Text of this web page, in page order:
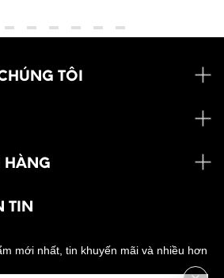
TÔI
HÀNG
TIN
mới nhất, tin khuyến mãi và nhiều hơn